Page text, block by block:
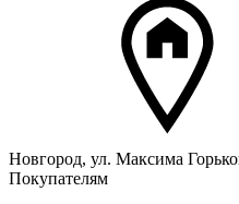
Новгород, ул. Максима
Покупателям